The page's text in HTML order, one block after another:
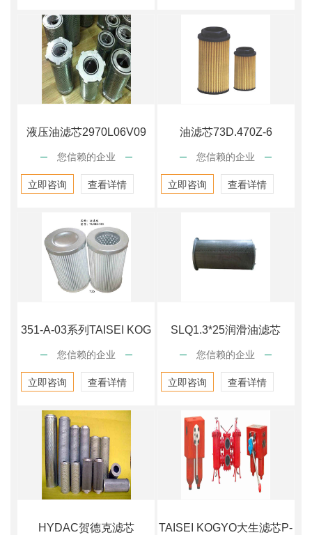
液压油滤芯2970L06V09
您信赖的企业
立即咨询 查看详情
油滤芯73D.470Z-6
您信赖的企业
立即咨询 查看详情
351-A-03系列TAISEI KOG
您信赖的企业
立即咨询 查看详情
SLQ1.3*25润滑油滤芯
您信赖的企业
立即咨询 查看详情
HYDAC贺德克滤芯 TAISEI KOGYO大生滤芯P-